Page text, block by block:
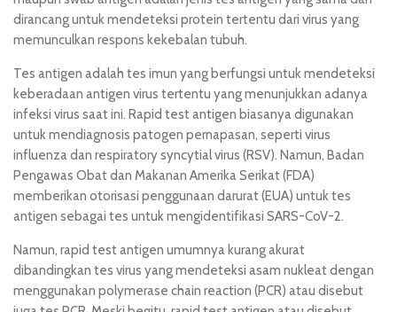
dirancang untuk mendeteksi protein tertentu dari virus yang
memunculkan respons kekebalan tubuh.
Tes antigen adalah tes imun yang berfungsi untuk mendeteksi
keberadaan antigen virus tertentu yang menunjukkan adanya
infeksi virus saat ini. Rapid test antigen biasanya digunakan
untuk mendiagnosis patogen pernapasan, seperti virus
influenza dan respiratory syncytial virus (RSV). Namun, Badan
Pengawas Obat dan Makanan Amerika Serikat (FDA)
memberikan otorisasi penggunaan darurat (EUA) untuk tes
antigen sebagai tes untuk mengidentifikasi SARS-CoV-2.
Namun, rapid test antigen umumnya kurang akurat
dibandingkan tes virus yang mendeteksi asam nukleat dengan
menggunakan polymerase chain reaction (PCR) atau disebut